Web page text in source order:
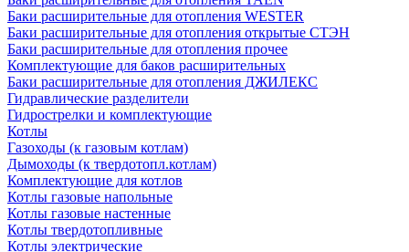
Баки расширительные для отопления WESTER
Баки расширительные для отопления открытые СТЭН
Баки расширительные для отопления прочее
Комплектующие для баков расширительных
Баки расширительные для отопления ДЖИЛЕКС
Гидравлические разделители
Гидрострелки и комплектующие
Котлы
Газоходы (к газовым котлам)
Дымоходы (к твердотопл.котлам)
Комплектующие для котлов
Котлы газовые напольные
Котлы газовые настенные
Котлы твердотопливные
Котлы электрические